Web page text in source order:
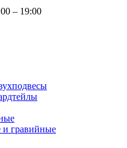
– 19:00
гравийные